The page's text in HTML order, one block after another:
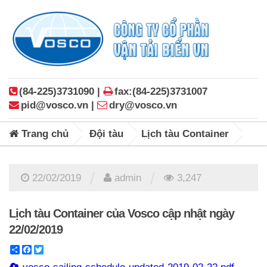
(84-225)3731090 |
fax:(84-225)3731007
pid@vosco.vn |
dry@vosco.vn
Trang chủ Đội tàu Lịch tàu Container
22/02/2019 admin 3,247
Lịch tàu Container của Vosco cập nhật ngày
22/02/2019
ShareFacebook